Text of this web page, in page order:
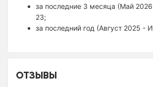
за последние 3 месяца (Май
23;
за последний год (Август 2025 -
ОТЗЫВЫ